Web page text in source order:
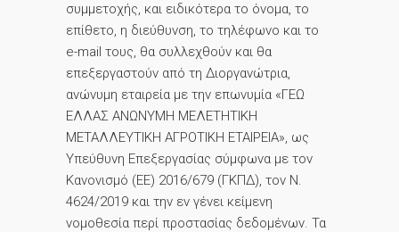
συμμετοχής, και ειδικότερα το όνομα, το
επίθετο, η διεύθυνση, το τηλέφωνο και το
e-mail τους, θα συλλεχθούν και θα
επεξεργαστούν από τη Διοργανώτρια,
ανώνυμη εταιρεία με την επωνυμία «ΓΕΩ
ΕΛΛΑΣ ΑΝΩΝΥΜΗ ΜΕΛΕΤΗΤΙΚΗ
ΜΕΤΑΛΛΕΥΤΙΚΗ ΑΓΡΟΤΙΚΗ ΕΤΑΙΡΕΙΑ», ως
Υπεύθυνη Επεξεργασίας σύμφωνα με τον
Κανονισμό (ΕΕ) 2016/679 (ΓΚΠΔ), τον Ν.
4624/2019 και την εν γένει κείμενη
νομοθεσία περί προστασίας δεδομένων. Τα